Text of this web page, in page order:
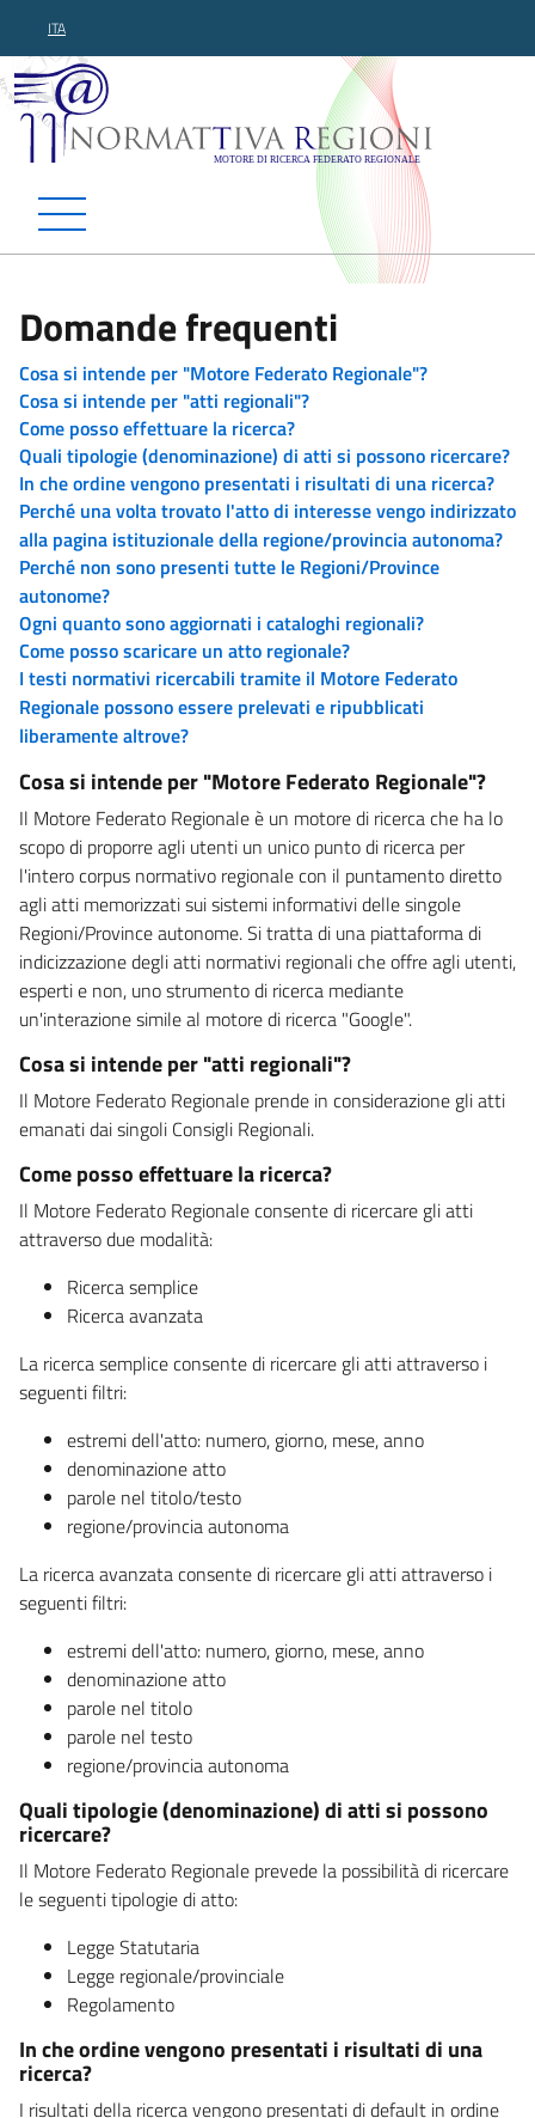
ITA
Normattiva Regioni -
Domande frequenti
Cosa si intende per "Motore Federato Regionale"?
Cosa si intende per "atti regionali"?
Come posso effettuare la ricerca?
Quali tipologie (denominazione) di atti si possono ricercare?
In che ordine vengono presentati i risultati di una ricerca?
Perché una volta trovato l'atto di interesse vengo indirizzato
alla pagina istituzionale della regione/provincia autonoma?
Perché non sono presenti tutte le Regioni/Province
autonome?
Ogni quanto sono aggiornati i cataloghi regionali?
Come posso scaricare un atto regionale?
I testi normativi ricercabili tramite il Motore Federato
Regionale possono essere prelevati e ripubblicati
liberamente altrove?
Cosa si intende per "Motore Federato Regionale"?
Il Motore Federato Regionale è un motore di ricerca che ha lo
scopo di proporre agli utenti un unico punto di ricerca per
l'intero corpus normativo regionale con il puntamento diretto
agli atti memorizzati sui sistemi informativi delle singole
Regioni/Province autonome. Si tratta di una piattaforma di
indicizzazione degli atti normativi regionali che offre agli utenti,
esperti e non, uno strumento di ricerca mediante
un'interazione simile al motore di ricerca "Google".
Cosa si intende per "atti regionali"?
Il Motore Federato Regionale prende in considerazione gli atti
emanati dai singoli Consigli Regionali.
Come posso effettuare la ricerca?
Il Motore Federato Regionale consente di ricercare gli atti
attraverso due modalità:
Ricerca semplice
Ricerca avanzata
La ricerca semplice consente di ricercare gli atti attraverso i
seguenti filtri:
estremi dell'atto: numero, giorno, mese, anno
denominazione atto
parole nel titolo/testo
regione/provincia autonoma
La ricerca avanzata consente di ricercare gli atti attraverso i
seguenti filtri:
estremi dell'atto: numero, giorno, mese, anno
denominazione atto
parole nel titolo
parole nel testo
regione/provincia autonoma
Quali tipologie (denominazione) di atti si possono
ricercare?
Il Motore Federato Regionale prevede la possibilità di ricercare
le seguenti tipologie di atto:
Legge Statutaria
Legge regionale/provinciale
Regolamento
In che ordine vengono presentati i risultati di una
ricerca?
I risultati della ricerca vengono presentati di default in ordine